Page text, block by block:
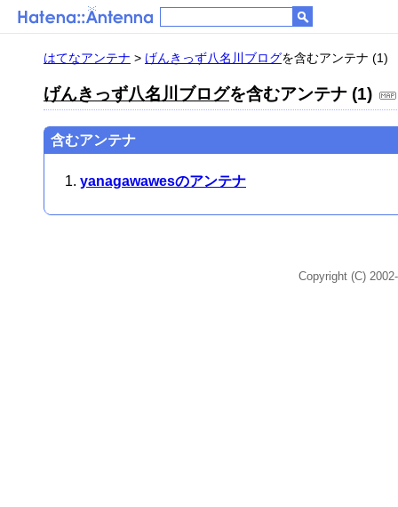
はてなアンテナ > げんきっず八名川ブログを含むアンテナ (1)
げんきっず八名川ブログを含むアンテナ (1)
含むアンテナ
yanagawawesのアンテナ
Copyright (C)